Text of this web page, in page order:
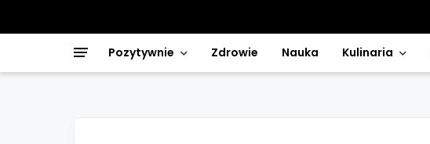
Pozytywnie Zdrowie Nauka Kulinaria